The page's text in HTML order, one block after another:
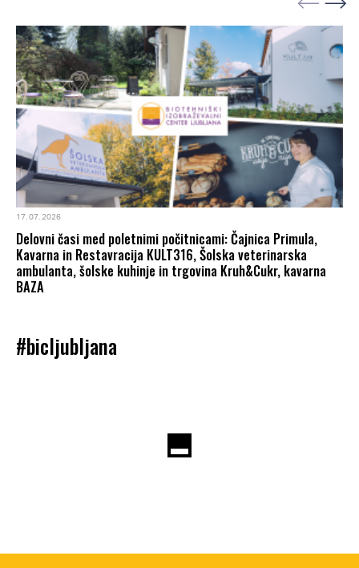
17. 07. 2026
Delovni časi med poletnimi počitnicami: Čajnica Primula,
Kavarna in Restavracija KULT316, Šolska veterinarska
ambulanta, šolske kuhinje in trgovina Kruh&Cukr, kavarna
BAZA
#bicljubljana